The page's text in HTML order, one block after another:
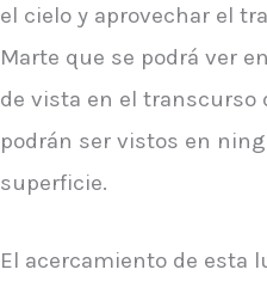
el cielo y aprovechar el
Marte que se podrá ver
de vista en el transcurso
podrán ser vistos en
superficie.
El acercamiento de esta